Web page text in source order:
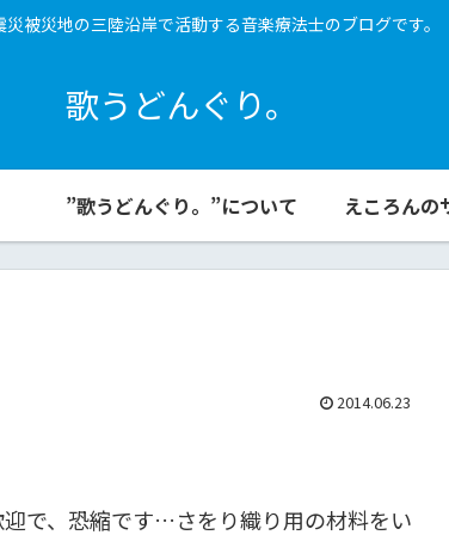
被災地の三陸沿岸で活動する音楽療法士のブログです。
歌うどんぐり。
”歌うどんぐり。”について えころんの
2014.06.23
で、恐縮です…さをり織り用の材料をい